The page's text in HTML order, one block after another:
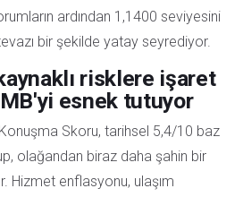
ardından 1,1400 seviyesini
bir şekilde yatay seyrediyor.
risklere işaret
esnek tutuyor
Skoru, tarihsel 5,4/10 baz
olağandan biraz daha şahin bir
Hizmet enflasyonu, ulaşım